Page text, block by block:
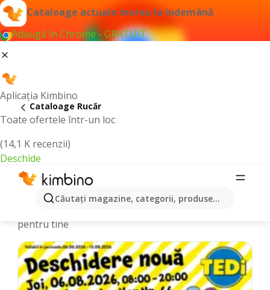
Cataloage actuale mereu la îndemână
Adaugă în Chrome - GRATUIT
Aplicația Kimbino
Toate ofertele într-un loc
(14,1 K recenzii)
Deschide
Căutaţi magazine, categorii, produse...
Cataloage Rucăr
Cataloage și Oferte online - Rucăr
pentru tine